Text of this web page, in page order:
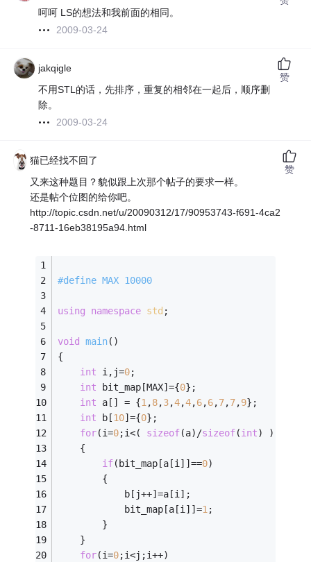
呵呵 LS的想法和我前面的相同。
2009-03-24
jakqigle
不用STL的话，先排序，重复的相邻在一起后，顺序删
除。
2009-03-24
赞
猫已经找不回了
又来这种题目？貌似跟上次那个帖子的要求一样。
还是帖个位图的给你吧。
http://topic.csdn.net/u/20090312/17/90953743-f691-4ca2
-8711-16eb38195a94.html
#define MAX 10000
using namespace std ;
void main()
{
int i,j=0;
int bit_map[MAX]={0};
int a[] = {1,8,3,4,4,6,6,7,7,9};
int b[10]={0};
for(i=0;i<( sizeof(a)/sizeof(int) );i++)
    {
if(bit_map[a[i]]==0)
        {
            b[j++]=a[i];
            bit_map[a[i]]=
1;
        }
    }
for(i=0;i<j;i++)
赞